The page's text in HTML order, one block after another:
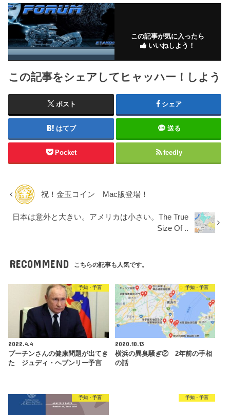
この記事が気に入ったら
いいねしよう！
この記事をシェアしてヒャッハー！しよう
ポスト シェア
はてブ 送る
Pocket feedly
祝！金玉コイン Mac版登場！
日本は意外と大きい。アメリカは小さい。The True
Size Of ..
RECOMMEND こちらの記事も人気です。
予知・予言
2022.4.4
プーチンさんの健康問題が出てき
た ジュディ・ヘブンリー予言
予知・予言
2020.10.13
横浜の異臭騒ぎ② 2年前の手相
の話
予知・予言 予知・予言